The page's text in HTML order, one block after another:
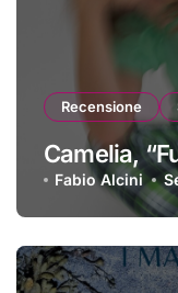
Recensione
Camelia,
Fabio Alcini